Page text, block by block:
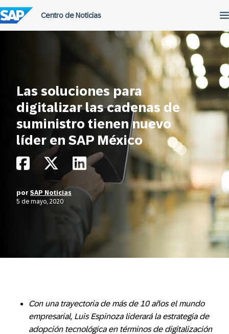
al
contenido
Las soluciones para
digitalizar las cadenas de
suministro tienen nuevo
líder en SAP México
por SAP Noticias
5 de mayo, 2020
Con una trayectoria de más de 10 años el mundo
empresarial, Luis Espinoza liderará la estrategia de
adopción tecnológica en términos de digitalización